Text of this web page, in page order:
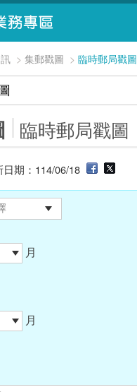
> 集郵戳圖 > 臨時郵局戳圖
臨時郵局戳圖
期：114/06/18
月
月